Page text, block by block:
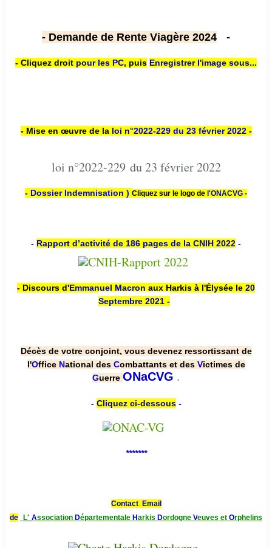
- Demande de Rente Viagère 2024 -
- Cliquez droit pour les PC, puis Enregistrer l'image sous...
- Mise en œuvre de la loi n°2022-229 du 23 février 2022 -
loi n°2022-229 du 23 février 2022
- Dossier Indemnisation ) Cliquez sur le logo de l'ONACVG -
- Rapport d’activité de 186 pages de la CNIH 2022 -
- Discours d'Emmanuel Macron aux Harkis à l'Élysée le 20
Septembre 2021 -
Décès de votre conjoint, vous devenez ressortissant de
l'Office National des Combattants et des Victimes de
Guerre ONaCVG .
- Cliquez ci-dessous-
*******
Contact Email
de
L' Association Départementale Harkis Dordogne Veuves et Orphelins